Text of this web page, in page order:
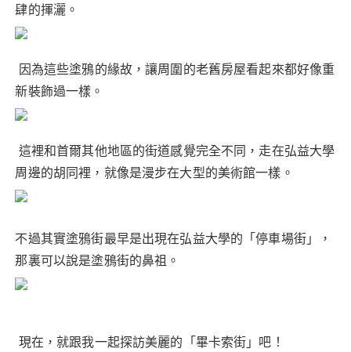
肆的揮灑。
因為這些塗鴉的緣故，讓周圍的老舊房屋看起來都好像重
新裝飾過一樣。
這裡和首爾其他地區的街道感覺完全不同，走在弘益大學
周邊的胡同裡，就像是漫步在大型的美術館一樣。
不過其實塗鴉街最早是出現在弘益大學的「停車場街」，
那裏可以說是塗鴉街的鼻祖。
現在，就跟我一起探訪美麗的「畢卡索街」吧！